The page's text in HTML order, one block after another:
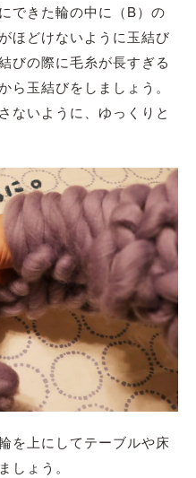
できた輪の中に（B）の
ほどけないように玉結び
びの際に毛糸が長すぎる
ら玉結びをしましょう。
ないように、ゆっくりと
を上にしてテーブルや床
しょう。